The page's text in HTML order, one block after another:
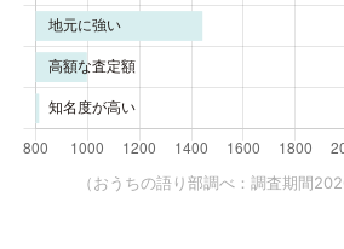
（おうちの語り部調べ：調査期間